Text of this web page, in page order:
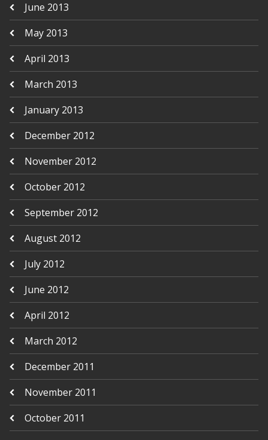
June 2013
May 2013
April 2013
March 2013
January 2013
December 2012
November 2012
October 2012
September 2012
August 2012
July 2012
June 2012
April 2012
March 2012
December 2011
November 2011
October 2011